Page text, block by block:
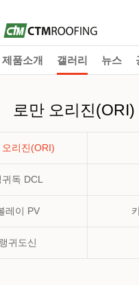
제품소개 갤러리 뉴스
로만 오리진(ORI)
오리진(ORI)
귀독 DCL
레이 PV
랭귀도신